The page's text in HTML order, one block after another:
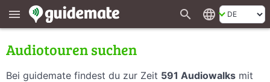
menu search language
Audiotouren suchen
Bei guidemate findest du zur Zeit 591 Audiowalks mit